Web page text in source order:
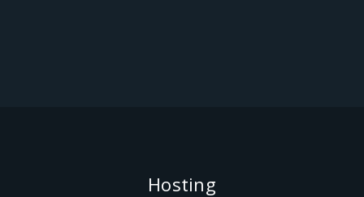
Hosting